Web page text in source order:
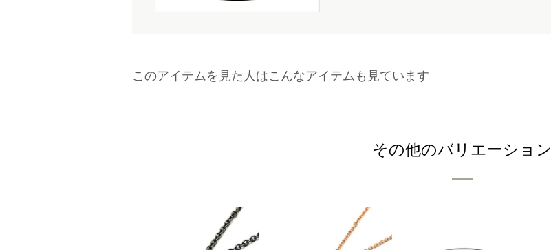
このアイテムを見た人はこんなアイテムも見ています
その他のバリエーション